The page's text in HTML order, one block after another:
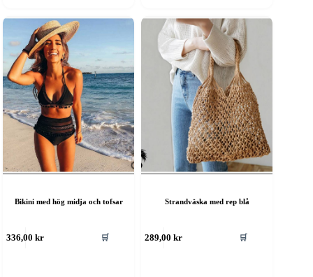
Bikini med hög midja och tofsar
336,00kr 🛒
Strandväska med rep blå
289,00kr 🛒